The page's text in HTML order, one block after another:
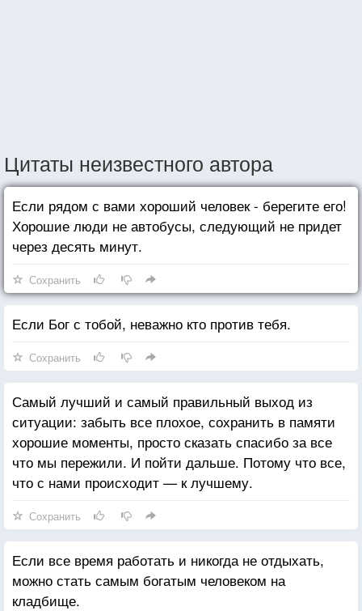
Цитаты неизвестного автора
Если рядом с вами хороший человек - берегите его!
Хорошие люди не автобусы, следующий не придет
через десять минут.
Сохранить
Если Бог с тобой, неважно кто против тебя.
Сохранить
Самый лучший и самый правильный выход из
ситуации: забыть все плохое, сохранить в памяти
хорошие моменты, просто сказать спасибо за все
что мы пережили. И пойти дальше. Потому что все,
что с нами происходит — к лучшему.
Сохранить
Если все время работать и никогда не отдыхать,
можно стать самым богатым человеком на
кладбище.